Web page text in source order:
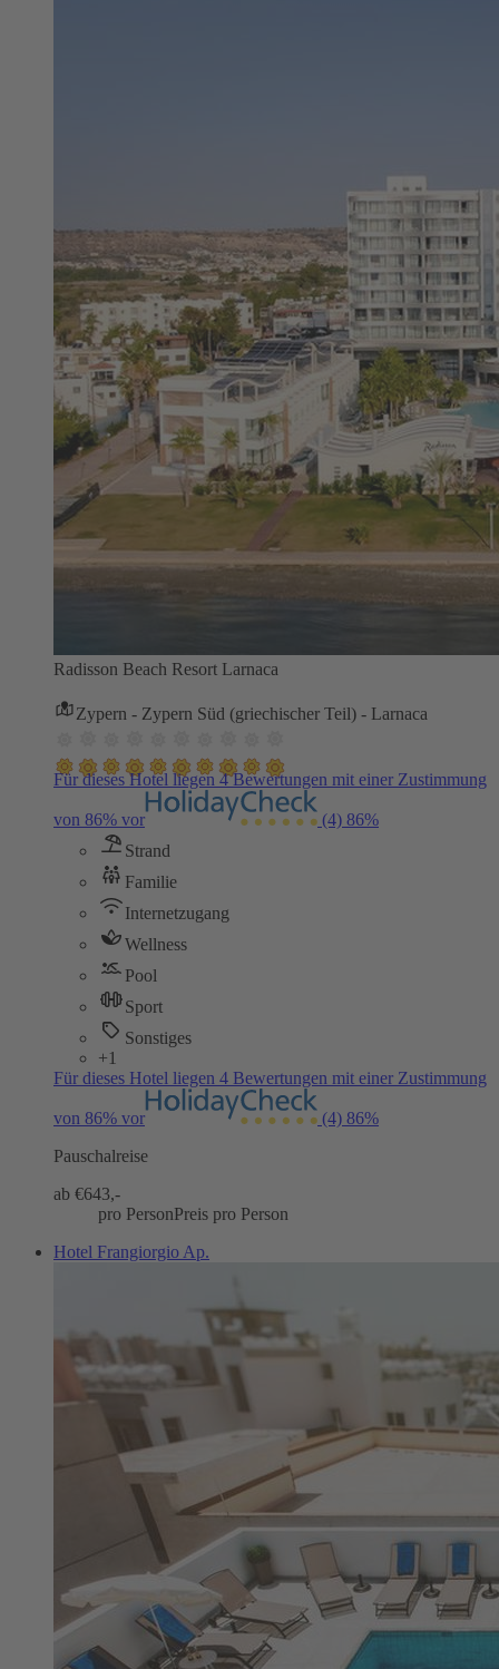
Radisson Beach Resort Larnaca
Zypern - Zypern Süd (griechischer Teil) - Larnaca
Für dieses Hotel liegen 4 Bewertungen mit einer Zustimmung
von 86% vor (4) 86%
Strand
Familie
Internetzugang
Wellness
Pool
Sport
Sonstiges
+1
Für dieses Hotel liegen 4 Bewertungen mit einer Zustimmung
von 86% vor (4) 86%
Pauschalreise
ab €643,-
pro PersonPreis pro Person
Hotel Frangiorgio Ap.